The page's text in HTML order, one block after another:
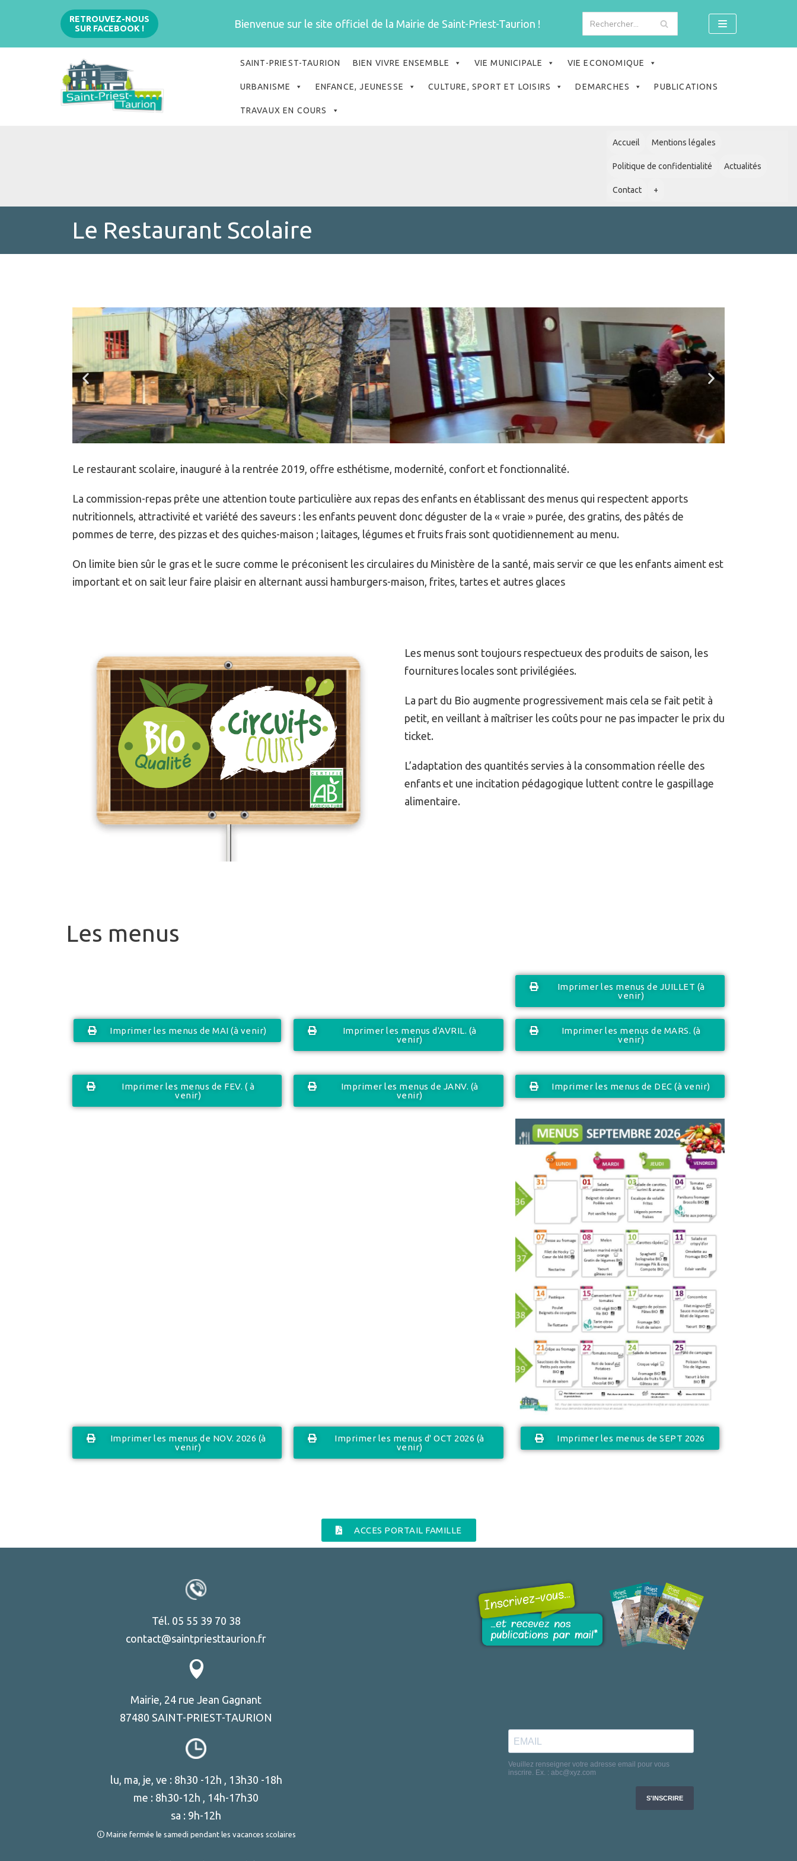
contenu
RETROUVEZ-NOUS
SUR FACEBOOK !
Bienvenue sur le site officiel de la Mairie de Saint-Priest-Taurion !
SAINT-PRIEST-TAURION BIEN VIVRE ENSEMBLE VIE MUNICIPALE VIE ECONOMIQUE
URBANISME ENFANCE, JEUNESSE CULTURE, SPORT ET LOISIRS DEMARCHES PUBLICATIONS
TRAVAUX EN COURS
Accueil Mentions légales
Politique de confidentialité Actualités
Contact +
Le Restaurant Scolaire
Le restaurant scolaire, inauguré à la rentrée 2019, offre esthétisme, modernité, confort et fonctionnalité.
La commission-repas prête une attention toute particulière aux repas des enfants en établissant des menus qui respectent apports
nutritionnels, attractivité et variété des saveurs : les enfants peuvent donc déguster de la « vraie » purée, des gratins, des pâtés de
pommes de terre, des pizzas et des quiches-maison ; laitages, légumes et fruits frais sont quotidiennement au menu.
On limite bien sûr le gras et le sucre comme le préconisent les circulaires du Ministère de la santé, mais servir ce que les enfants aiment est
important et on sait leur faire plaisir en alternant aussi hamburgers-maison, frites, tartes et autres glaces
Les menus sont toujours respectueux des produits de saison, les
fournitures locales sont privilégiées.
La part du Bio augmente progressivement mais cela se fait petit à
petit, en veillant à maîtriser les coûts pour ne pas impacter le prix du
ticket.
L’adaptation des quantités servies à la consommation réelle des
enfants et une incitation pédagogique luttent contre le gaspillage
alimentaire.
Les menus
Imprimer les menus de JUILLET (à
venir)
Imprimer les menus de MAI (à venir)
Imprimer les menus d'AVRIL. (à
venir)
Imprimer les menus de MARS. (à
venir)
Imprimer les menus de FEV. ( à
venir)
Imprimer les menus de JANV. (à
venir)
Imprimer les menus de DEC (à venir)
Imprimer les menus de NOV. 2026 (à
venir)
Imprimer les menus d' OCT 2026 (à
venir)
Imprimer les menus de SEPT 2026
ACCES PORTAIL FAMILLE
Tél. 05 55 39 70 38
contact@saintpriesttaurion.fr
Mairie, 24 rue Jean Gagnant
87480 SAINT-PRIEST-TAURION
lu, ma, je, ve : 8h30 -12h , 13h30 -18h
me : 8h30-12h , 14h-17h30
sa : 9h-12h
🛈 Mairie fermée le samedi pendant les vacances scolaires